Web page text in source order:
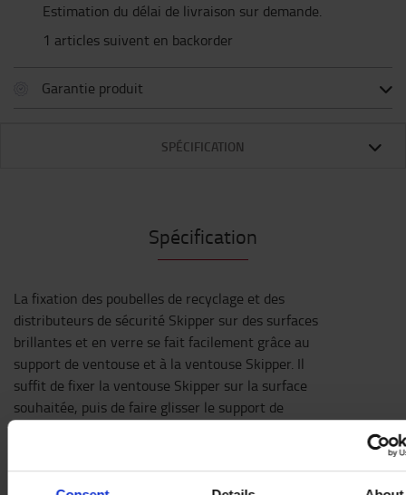
Estimation du délai de livraison sur demande.
1 articles suivent en backorder
Garantie produit
SPÉCIFICATION
Spécification
La fixation des poubelles de recyclage et des
distributeurs de sécurité Skipper sur des surfaces
brillantes et en verre se fait facilement grâce au
support de ventouse et à la ventouse Skipper. Il
suffit de fixer la ventouse Skipper sur la surface
souhaitée, puis de faire glisser le support de
ensuite dans le support. Le support n'est pas